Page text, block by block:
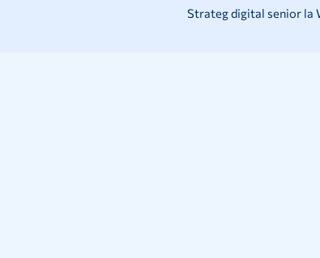
Strateg digital senior la